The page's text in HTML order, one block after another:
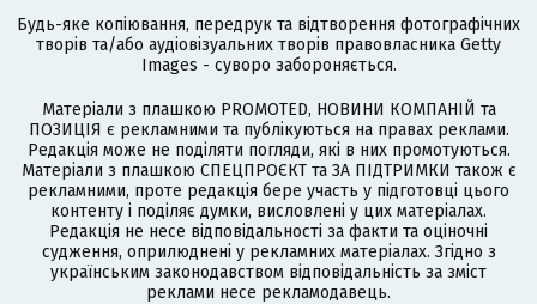
Будь-яке копіювання, передрук та відтворення фотографічних
творів та/або аудіовізуальних творів правовласника Getty
Images - суворо забороняється.
Матеріали з плашкою PROMOTED, НОВИНИ КОМПАНІЙ та
ПОЗИЦІЯ є рекламними та публікуються на правах реклами.
Редакція може не поділяти погляди, які в них промотуються.
Матеріали з плашкою СПЕЦПРОЄКТ та ЗА ПІДТРИМКИ також є
рекламними, проте редакція бере участь у підготовці цього
контенту і поділяє думки, висловлені у цих матеріалах.
Редакція не несе відповідальності за факти та оціночні
судження, оприлюднені у рекламних матеріалах. Згідно з
українським законодавством відповідальність за зміст
реклами несе рекламодавець.